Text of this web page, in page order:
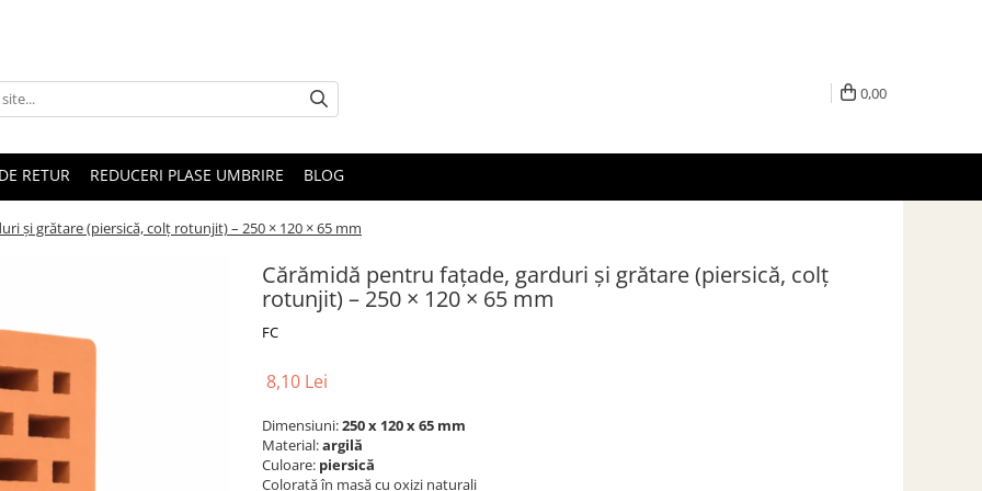
0,00
RETUR REDUCERI PLASE UMBRIRE BLOG
și grătare (piersică, colț rotunjit) – 250 × 120 × 65 mm
Cărămidă pentru fațade, garduri și grătare (piersică, colț
rotunjit) – 250 × 120 × 65 mm
FC
8,10 Lei
Dimensiuni:250 x 120 x 65 mm
Material:argilă
Culoare: piersică
Colorată în masă cu oxizi naturali